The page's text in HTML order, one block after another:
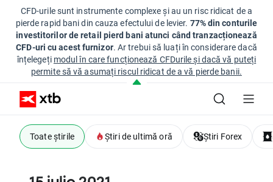
CFD-urile sunt instrumente complexe și au un risc ridicat de a
pierde rapid bani din cauza efectului de levier. 77% din conturile
investitorilor de retail pierd bani atunci când tranzacționează
CFD-uri cu acest furnizor. Ar trebui să luați în considerare dacă
înțelegeți modul în care funcționează CFDurile și dacă vă puteți
permite să vă asumați riscul ridicat de a vă pierde banii.
Toate știrile Știri de ultimă oră Știri Forex